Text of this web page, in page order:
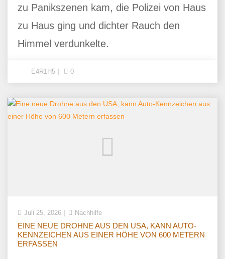
zu Panikszenen kam, die Polizei von Haus
zu Haus ging und dichter Rauch den
Himmel verdunkelte.
E4R1H5 0
Juli 25, 2026 Nachhilfe
EINE NEUE DROHNE AUS DEN USA, KANN AUTO-
KENNZEICHEN AUS EINER HÖHE VON 600 METERN
ERFASSEN